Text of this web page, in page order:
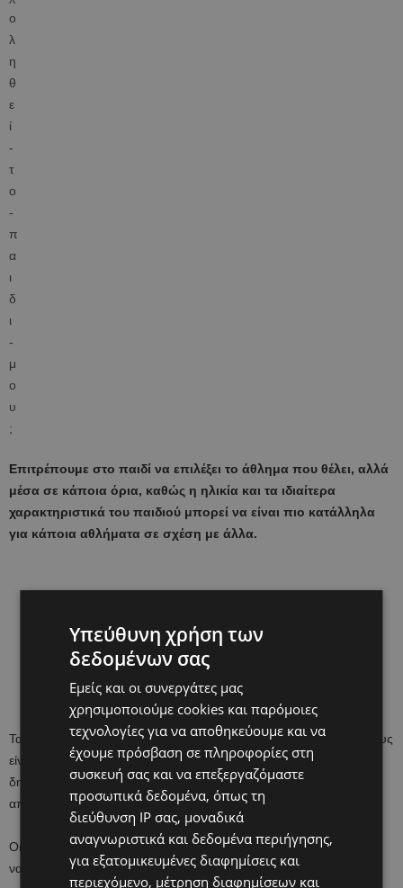
Επιτρέπουμε στο παιδί να επιλέξει το άθλημα που θέλει, αλλά
μέσα σε κάποια όρια, καθώς η ηλικία και τα ιδιαίτερα
χαρακτηριστικά του παιδιού μπορεί να είναι πιο κατάλληλα
για κάποια αθλήματα σε σχέση με άλλα.
Τα παιδιά συνήθως προτιμούν να κάνουν ένα άθλημα το οποίο τους
είναι οικείο γιατί ίσως το κάνουν κάποιοι συμμαθητές τους, είναι
δημοφιλές ή ίσως το έχουν δοκιμάσει στο σχολείο με καλά
αποτελέσματα.
Οι γονείς από την άλλη πλευρά συνήθως παροτρύνουν τα παιδιά
να ασχοληθούν με αθλήματα που είναι διαθέσιμα στην περιοχή,
Υπεύθυνη χρήση των
δεδομένων σας
Εμείς και οι συνεργάτες μας
χρησιμοποιούμε cookies και παρόμοιες
τεχνολογίες για να αποθηκεύουμε και να
έχουμε πρόσβαση σε πληροφορίες στη
συσκευή σας και να επεξεργαζόμαστε
προσωπικά δεδομένα, όπως τη
διεύθυνση IP σας, μοναδικά
αναγνωριστικά και δεδομένα περιήγησης,
για εξατομικευμένες διαφημίσεις και
περιεχόμενο, μέτρηση διαφημίσεων και